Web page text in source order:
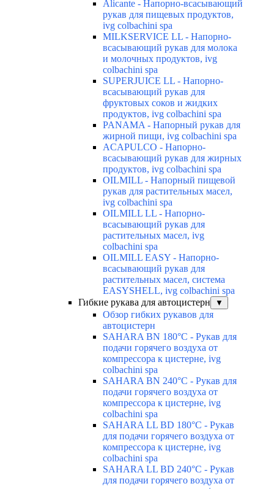
Alicante - Напорно-всасывающий
рукав для пищевых продуктов,
ivg colbachini spa
MILKSERVICE LL - Напорно-
всасывающий рукав для молока
и молочных продуктов, ivg
colbachini spa
SUPERJUICE LL - Напорно-
всасывающий рукав для
фруктовых соков и жидких
продуктов, ivg colbachini spa
PANAMA - Напорный рукав для
жирной пищи, ivg colbachini spa
ACAPULCO - Напорно-
всасывающий рукав для жирных
продуктов, ivg colbachini spa
OILMILL - Напорный пищевой
рукав для растительных масел,
ivg colbachini spa
OILMILL LL - Напорно-
всасывающий рукав для
растительных масел, ivg
colbachini spa
OILMILL EASY - Напорно-
всасывающий рукав для
растительных масел, система
EASYSHELL, ivg colbachini spa
Гибкие рукава для автоцистерн
▼
Обзор гибких рукавов для
автоцистерн
SAHARA BN 180°C - Рукав для
подачи горячего воздуха от
компрессора к цистерне, ivg
colbachini spa
SAHARA BN 240°C - Рукав для
подачи горячего воздуха от
компрессора к цистерне, ivg
colbachini spa
SAHARA LL BD 180°C - Рукав
для подачи горячего воздуха от
компрессора к цистерне, ivg
colbachini spa
SAHARA LL BD 240°C - Рукав
для подачи горячего воздуха от